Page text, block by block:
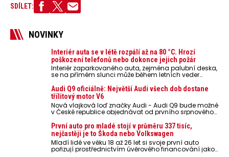
SDÍLET:
NOVINKY
Interiér auta se v létě rozpálí až na 80 °C. Hrozí
poškození telefonů nebo dokonce jejich požár
Interiér zaparkovaného auta, zejména palubní deska,
se na přímém slunci může během letních veder
nebezpečí pro odložené mobilní telefony, powerbanky
nebo notebooky. Můžou urychlit stárnutí baterií,
poškodit elektroniku a ve výjimečných případech i
zvýšit riziko požáru.
Audi Q9 oficiálně: Největší Audi všech dob dostane
třílitový motor V6
Nová vlajková loď značky Audi - Audi Q9 bude možné
v České republice objednávat od prvního srpnového
První auto pro mladé stojí v průměru 337 tisíc,
nejčastěji je to Škoda nebo Volkswagen
Mladí lidé ve věku 18 až 26 let si svoje první auto
pořizují prostřednictvím úvěrového financování jako